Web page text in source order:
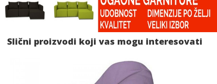
Slični proizvodi koji vas mogu interesovati